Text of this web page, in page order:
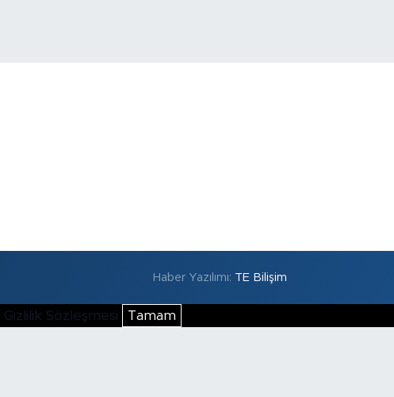
Haber Yazılımı: TE Bilişim
Gizlilik Sözleşmesi Tamam